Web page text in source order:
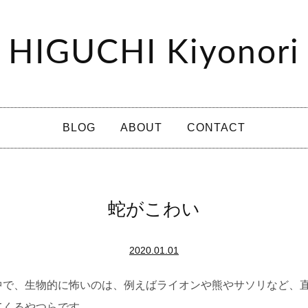
HIGUCHI Kiyonori
BLOG ABOUT CONTACT
蛇がこわい
2020.01.01
、生物的に怖いのは、例えばライオンや熊やサソリなど、